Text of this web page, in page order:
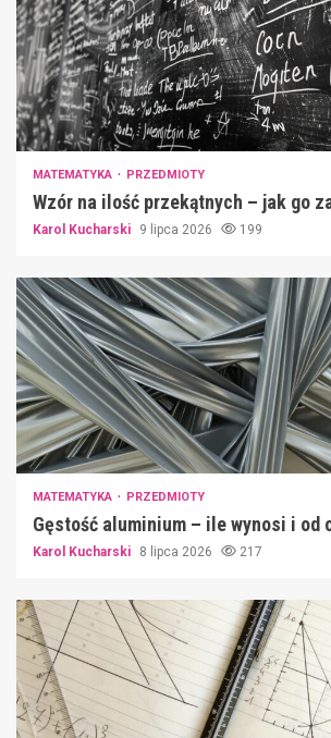
MATEMATYKA PRZEDMIOTY
Wzór na ilość przekątnych – jak go
Karol Kucharski 9 lipca 2026 199
MATEMATYKA PRZEDMIOTY
Gęstość aluminium – ile wynosi i od
Karol Kucharski 8 lipca 2026 217